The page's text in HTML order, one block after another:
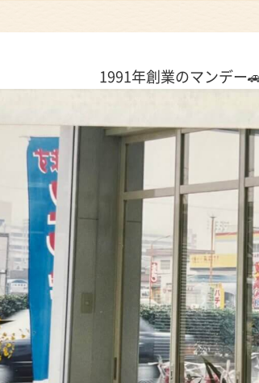
1991年創業のマンデー